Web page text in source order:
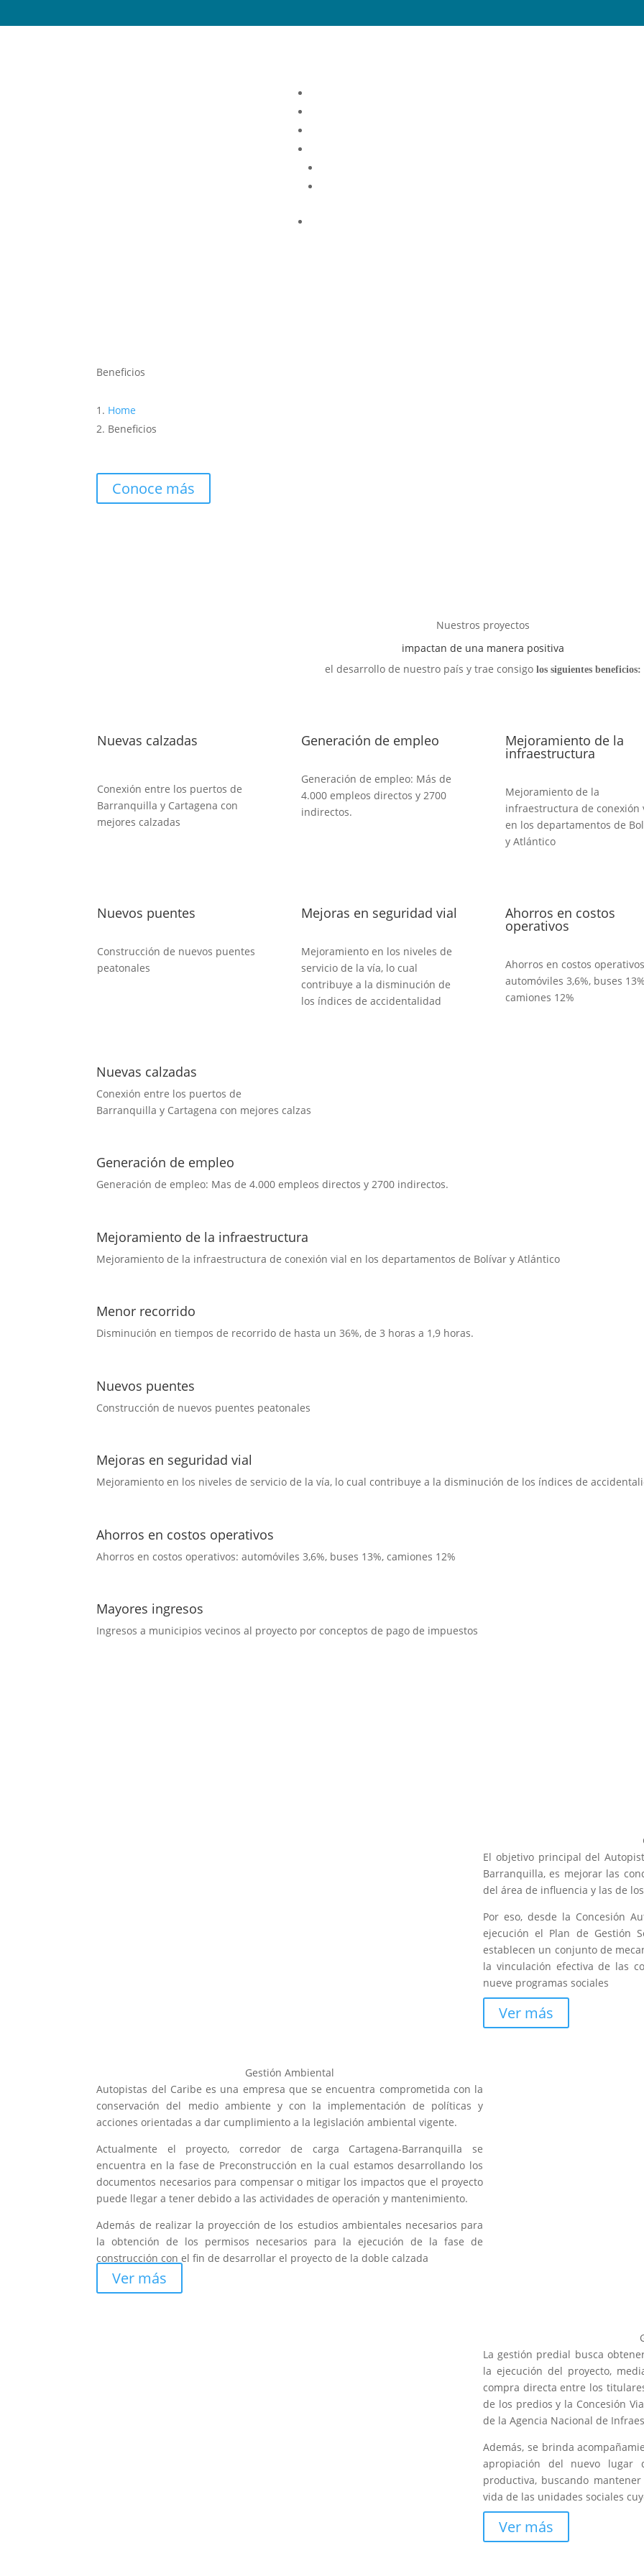
Beneficios
Home
Beneficios
Conoce más
Nuestros proyectos
impactan de una manera positiva
el desarrollo de nuestro país y trae consigo los siguientes beneficios:
Nuevas calzadas
Conexión entre los puertos de
Barranquilla y Cartagena con
mejores calzadas
Generación de empleo
Generación de empleo: Más de
4.000 empleos directos y 2700
indirectos.
Mejoramiento de la
infraestructura
Mejoramiento de la
infraestructura de conexión
en los departamentos de
y Atlántico
Nuevos puentes
Construcción de nuevos puentes
peatonales
Mejoras en seguridad vial
Mejoramiento en los niveles de
servicio de la vía, lo cual
contribuye a la disminución de
los índices de accidentalidad
Ahorros en costos
operativos
Ahorros en costos
automóviles 3,6%, buses
camiones 12%
Nuevas calzadas
Conexión entre los puertos de
Barranquilla y Cartagena con mejores calzas
Generación de empleo
Generación de empleo: Mas de 4.000 empleos directos y 2700 indirectos.
Mejoramiento de la infraestructura
Mejoramiento de la infraestructura de conexión vial en los departamentos de Bolívar y Atlántico
Menor recorrido
Disminución en tiempos de recorrido de hasta un 36%, de 3 horas a 1,9 horas.
Nuevos puentes
Construcción de nuevos puentes peatonales
Mejoras en seguridad vial
Mejoramiento en los niveles de servicio de la vía, lo cual contribuye a la disminución de los índices de
Ahorros en costos operativos
Ahorros en costos operativos: automóviles 3,6%, buses 13%, camiones 12%
Mayores ingresos
Ingresos a municipios vecinos al proyecto por conceptos de pago de impuestos
El objetivo principal del
Barranquilla, es mejorar las
del área de influencia y las de
Por eso, desde la Concesión
ejecución el Plan de Gestión
establecen un conjunto de
la vinculación efectiva de las
nueve programas sociales
Ver más
Gestión Ambiental
Autopistas del Caribe es una empresa que se encuentra comprometida con la
conservación del medio ambiente y con la implementación de políticas y
acciones orientadas a dar cumplimiento a la legislación ambiental vigente.
Actualmente el proyecto, corredor de carga Cartagena-Barranquilla se
encuentra en la fase de Preconstrucción en la cual estamos desarrollando los
documentos necesarios para compensar o mitigar los impactos que el proyecto
puede llegar a tener debido a las actividades de operación y mantenimiento.
Además de realizar la proyección de los estudios ambientales necesarios para
la obtención de los permisos necesarios para la ejecución de la fase de
construcción con el fin de desarrollar el proyecto de la doble calzada
Ver más
La gestión predial busca
la ejecución del proyecto,
compra directa entre los
de los predios y la Concesión
de la Agencia Nacional de
Además, se brinda
apropiación del nuevo lugar
productiva, buscando
vida de las unidades sociales
Ver más